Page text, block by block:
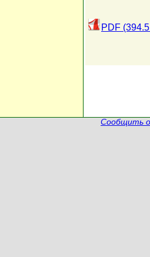
PDF
Сообщить о